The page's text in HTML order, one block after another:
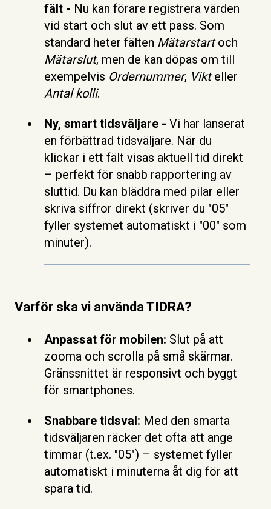
fält - Nu kan förare registrera värden
vid start och slut av ett pass. Som
standard heter fälten Mätarstartoch
Mätarslut, men de kan döpas om till
exempelvis Ordernummer, Vikteller
Antal kolli.
Ny, smart tidsväljare - Vi har lanserat
en förbättrad tidsväljare. När du
klickar i ett fält visas aktuell tid direkt
– perfekt för snabb rapportering av
sluttid. Du kan bläddra med pilar eller
skriva siffror direkt (skriver du "05"
fyller systemet automatiskt i "00" som
minuter).
Varför ska vi använda TIDRA?
Anpassat för mobilen: Slut på att
zooma och scrolla på små skärmar.
Gränssnittet är responsivt och byggt
för smartphones.
Snabbare tidsval: Med den smarta
tidsväljaren räcker det ofta att ange
timmar (t.ex. "05") – systemet fyller
automatiskt i minuterna åt dig för att
spara tid.